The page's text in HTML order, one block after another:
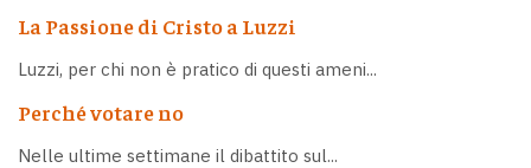
La Passione di Cristo a Luzzi
Luzzi, per chi non è pratico di questi ameni...
Perché votare no
Nelle ultime settimane il dibattito sul...